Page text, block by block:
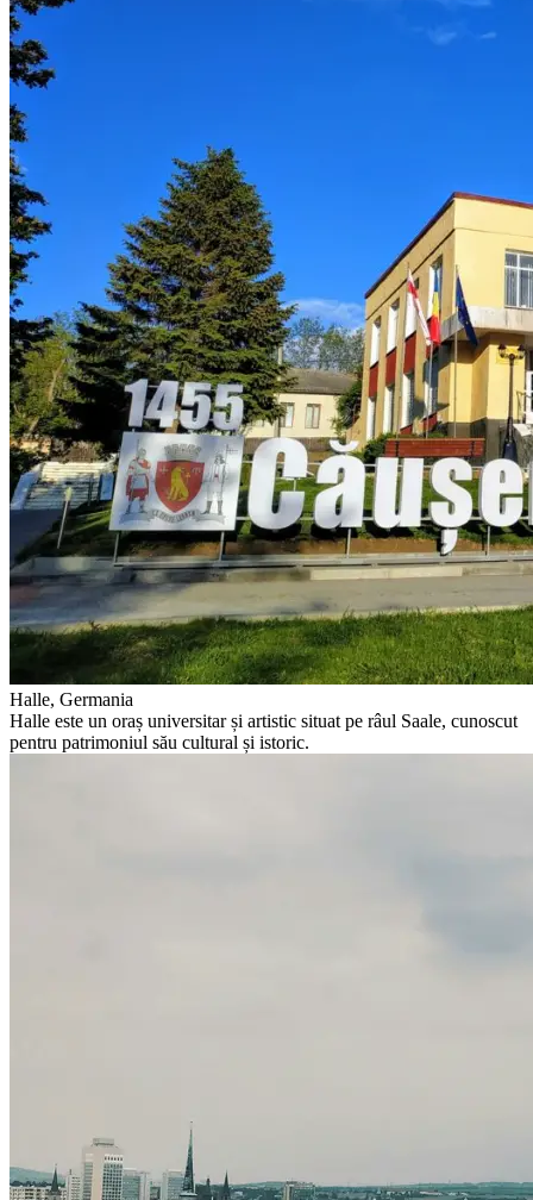
Halle, Germania
Halle este un oraș universitar și artistic situat pe râul Saale, cunoscut
pentru patrimoniul său cultural și istoric.